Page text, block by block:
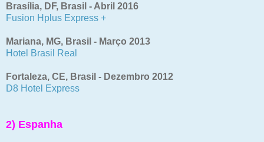
Brasília, DF, Brasil - Abril 2016
Fusion Hplus Express +
Mariana, MG, Brasil - Março 2013
Hotel Brasil Real
Fortaleza, CE, Brasil - Dezembro 2012
D8 Hotel Express
2) Espanha